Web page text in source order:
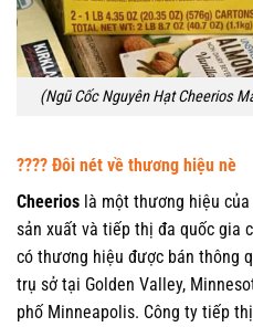
(Ngũ Cốc Nguyên Hạt Cheerios
???? Đôi nét về thương hiệu nè
Cheerios là một thương hiệu
sản xuất và tiếp thị đa quốc gia
có thương hiệu được bán thông
trụ sở tại Golden Valley,
phố Minneapolis. Công ty tiếp